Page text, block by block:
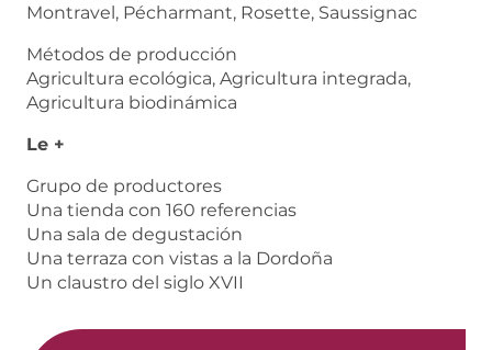
Montravel, Pécharmant, Rosette, Saussignac
Métodos de producción
Agricultura ecológica, Agricultura integrada,
Agricultura biodinámica
Le +
Grupo de productores
Una tienda con 160 referencias
Una sala de degustación
Una terraza con vistas a la Dordoña
Un claustro del siglo XVII